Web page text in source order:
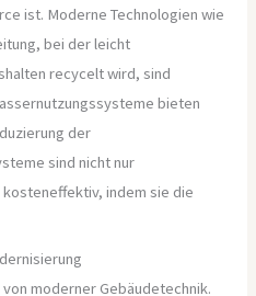
ist. Moderne Technologien wie
bei der leicht
recycelt wird, sind
bieten
der
sind nicht nur
indem sie die
moderner Gebäudetechnik.